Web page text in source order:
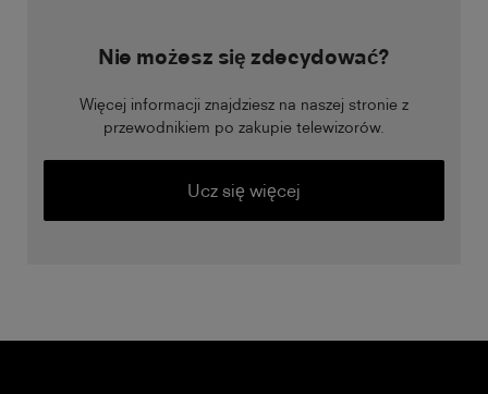
Nie możesz się zdecydować?
Więcej informacji znajdziesz na naszej stronie z
przewodnikiem po zakupie telewizorów.
Ucz się więcej